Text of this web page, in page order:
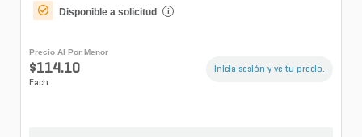
Disponible a solicitud i
Precio Al Por Menor
$114.10
Each
Inicia sesión y ve tu precio.